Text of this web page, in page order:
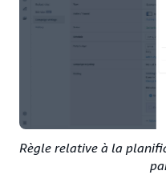
Règle relative à la